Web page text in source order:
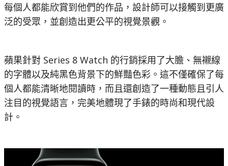
每個人都能欣賞到他們的作品，設計師可以接觸到更廣
泛的受眾，並創造出更公平的視覺景觀。
蘋果針對 Series 8 Watch 的行銷採用了大膽、無襯線
的字體以及純黑色背景下的鮮豔色彩。這不僅確保了每
個人都能清晰地閱讀時，而且還創造了一種動態且引人
注目的視覺語言，完美地體現了手錶的時尚和現代設
計。